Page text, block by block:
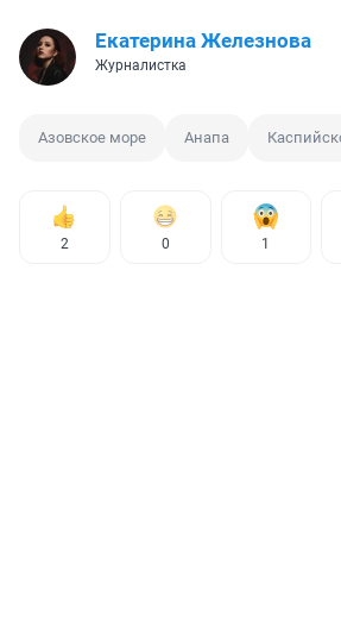
Екатерина Железнова
Журналистка
Азовское море Анапа
2 0 1